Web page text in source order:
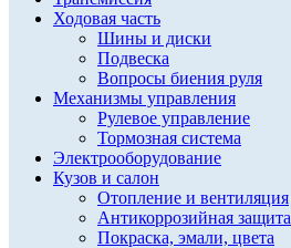
Ходовая часть
Шины и диски
Подвеска
Вопросы биения руля
Механизмы управления
Рулевое управление
Тормозная система
Электрооборудование
Кузов и салон
Отопление и вентиляция
Антикоррозийная защита
Покраска, эмали, цвета